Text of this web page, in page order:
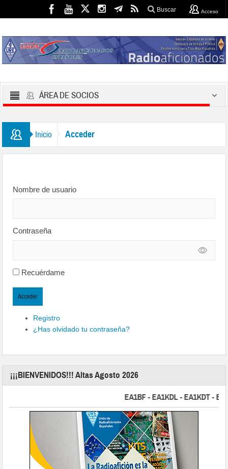
Buscar Acceso
ÁREA DE SOCIOS
Inicio Acceder
Nombre de usuario
Contraseña
Recuérdame
Acceder
Registro
¿Has olvidado tu contraseña?
¡¡¡BIENVENIDOS!!! Altas Agosto 2026
EA1BF - EA1KDL - EA1KDT -